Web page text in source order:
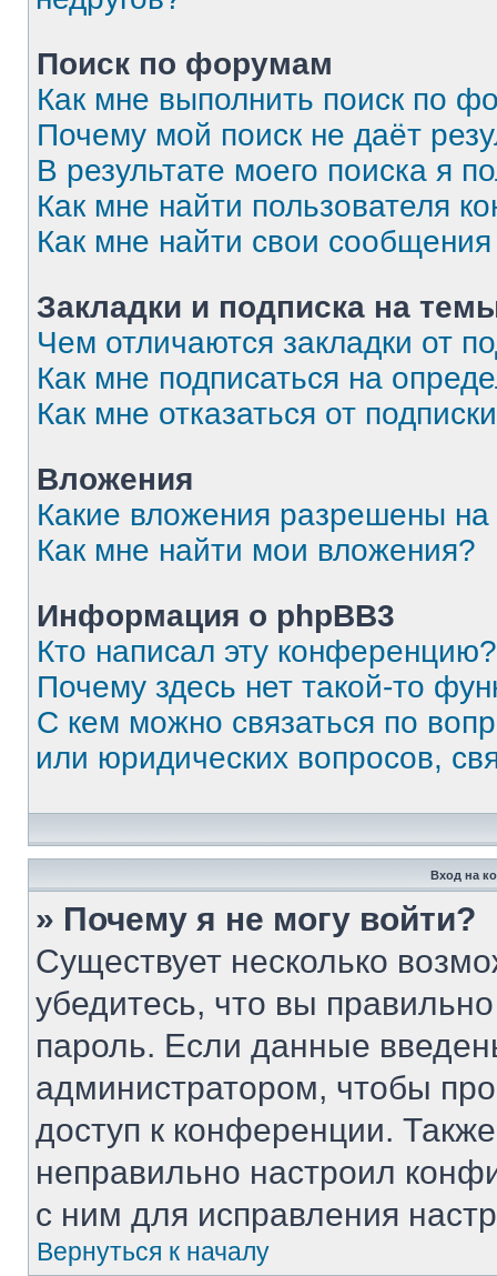
Поиск по форумам
Как мне выполнить поиск по
Почему мой поиск не даёт
В результате моего поиска я
Как мне найти пользователя
Как мне найти свои
Закладки и подписка на
Чем отличаются закладки от
Как мне подписаться на
Как мне отказаться от
Вложения
Какие вложения разрешены
Как мне найти мои вложения?
Информация о phpBB3
Кто написал эту конференцию?
Почему здесь нет такой-то
С кем можно связаться по
или юридических вопросов,
Вход на
» Почему я не могу войти?
Существует несколько
убедитесь, что вы
пароль. Если данные
администратором, чтобы
доступ к конференции.
неправильно настроил
с ним для исправления
Вернуться к началу